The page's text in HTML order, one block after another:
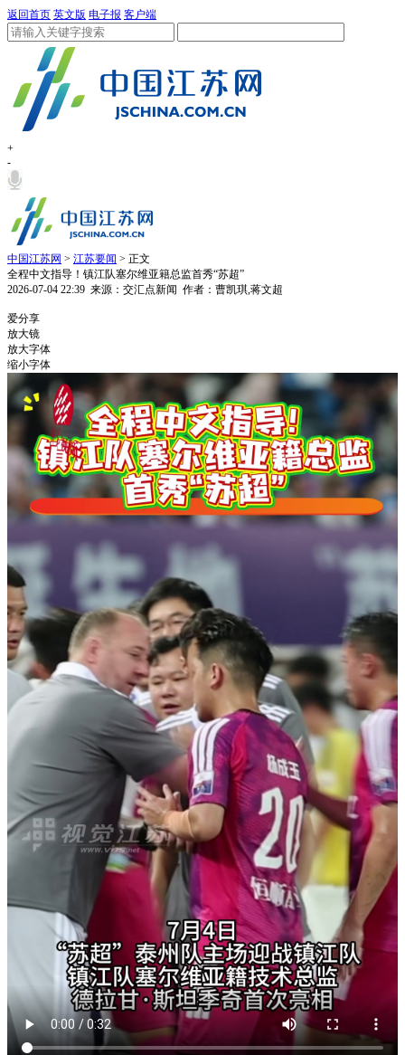
返回首页 英文版 电子报 客户端
+
-
中国江苏网 > 江苏要闻 > 正文
全程中文指导！镇江队塞尔维亚籍总监首秀“苏超”
2026-07-04 22:39 来源：交汇点新闻 作者：曹凯琪,蒋文超
爱分享
放大镜
放大字体
缩小字体